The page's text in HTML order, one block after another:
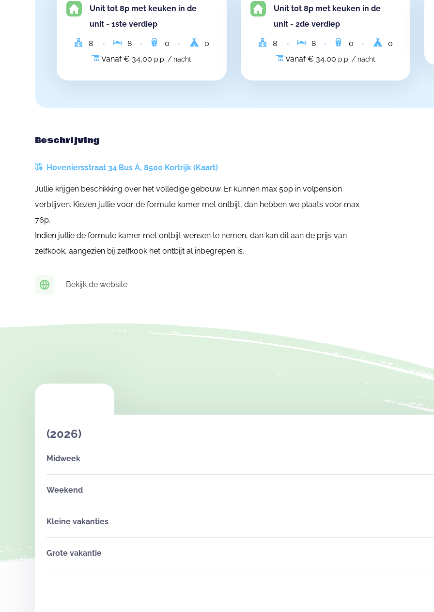
Unit tot 8p met keuken in de
unit - 1ste verdiep
8 8 0
0
Vanaf € 34,00 p.p. / nacht
Unit tot 8p met keuken in de
unit - 2de verdiep
8 8 0
0
Vanaf € 34,00 p.p. / nacht
Beschrijving
Hoveniersstraat 34 Bus A, 8500 Kortrijk (Kaart)
Jullie krijgen beschikking over het volledige gebouw. Er kunnen max 50p in volpension
verblijven. Kiezen jullie voor de formule kamer met ontbijt, dan hebben we plaats voor max
76p.
Indien jullie de formule kamer met ontbijt wensen te nemen, dan kan dit aan de prijs van
zelfkook, aangezien bij zelfkook het ontbijt al inbegrepen is.
Bekijk de website
(2026)
Midweek
Weekend
Kleine vakanties
Grote vakantie